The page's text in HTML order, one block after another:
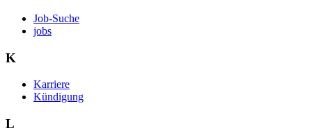
Job-Suche
jobs
K
Karriere
Kündigung
L